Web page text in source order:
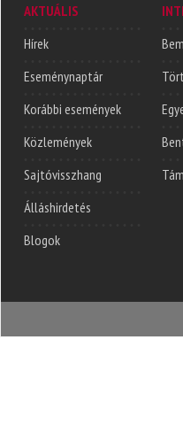
AKTUÁLIS
Hírek
Eseménynaptár
Korábbi események
Közlemények
Sajtóvisszhang
Álláshirdetés
Blogok